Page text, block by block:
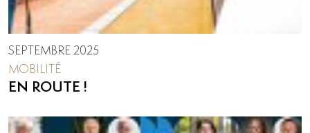
SEPTEMBRE 2025
MOBILITÉ
EN ROUTE !